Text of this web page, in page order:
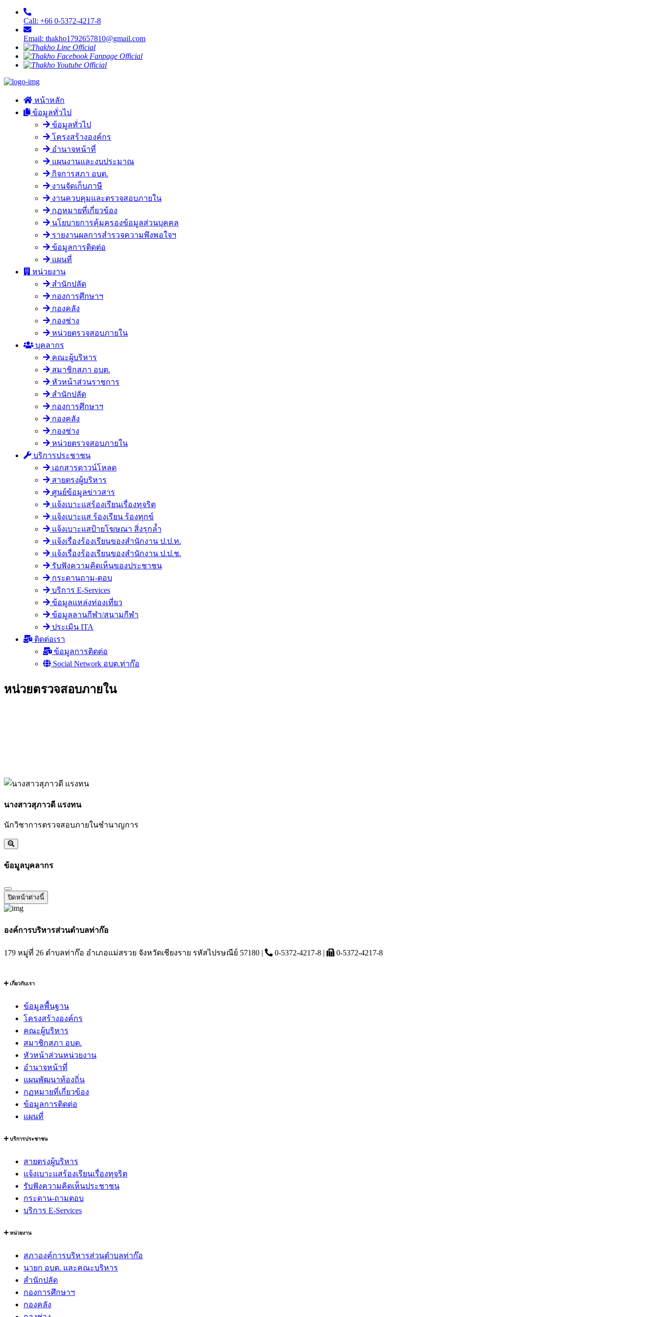
Call: +66 0-5372-4217-8
Email: thakho1792657810@gmail.com
หน้าหลัก
ข้อมูลทั่วไป
ข้อมูลทั่วไป
โครงสร้างองค์กร
อำนาจหน้าที่
แผนงานและงบประมาณ
กิจการสภา อบต.
งานจัดเก็บภาษี
งานควบคุมและตรวจสอบภายใน
กฏหมายที่เกี่ยวข้อง
นโยบายการคุ้มครองข้อมูลส่วนบุคคล
รายงานผลการสำรวจความพึงพอใจฯ
ข้อมูลการติดต่อ
แผนที่
หน่วยงาน
สำนักปลัด
กองการศึกษาฯ
กองคลัง
กองช่าง
หน่วยตรวจสอบภายใน
บุคลากร
คณะผู้บริหาร
สมาชิกสภา อบต.
หัวหน้าส่วนราชการ
สำนักปลัด
กองการศึกษาฯ
กองคลัง
กองช่าง
หน่วยตรวจสอบภายใน
บริการประชาชน
เอกสารดาวน์โหลด
สายตรงผู้บริหาร
ศูนย์ข้อมูลข่าวสาร
แจ้งเบาะแสร้องเรียนเรื่องทุจริต
แจ้งเบาะแส ร้องเรียน ร้องทุกข์
แจ้งเบาะแสป้ายโฆษณา สิ่งรุกล้ำ
แจ้งเรื่องร้องเรียนของสำนักงาน ป.ป.ท.
แจ้งเรื่องร้องเรียนของสำนักงาน ป.ป.ช.
รับฟังความคิดเห็นของประชาชน
กระดานถาม-ตอบ
บริการ E-Services
ข้อมูลแหล่งท่องเที่ยว
ข้อมูลลานกีฬา/สนามกีฬา
ประเมิน ITA
ติดต่อเรา
ข้อมูลการติดต่อ
Social Network อบต.ท่าก๊อ
หน่วยตรวจสอบภายใน
นางสาวสุภาวดี แรงทน
นักวิชาการตรวจสอบภายในชำนาญการ
ข้อมูลบุคลากร
ปิดหน้าต่างนี้
องค์การบริหารส่วนตำบลท่าก๊อ
179 หมู่ที่ 26 ตำบลท่าก๊อ อำเภอแม่สรวย จังหวัดเชียงราย รหัสไปรษณีย์ 57180 | 0-5372-4217-8 | 0-5372-4217-8
เกี่ยวกับเรา
ข้อมูลพื้นฐาน
โครงสร้างองค์กร
คณะผู้บริหาร
สมาชิกสภา อบต.
หัวหน้าส่วนหน่วยงาน
อำนาจหน้าที่
แผนพัฒนาท้องถิ่น
กฏหมายที่เกี่ยวข้อง
ข้อมูลการติดต่อ
แผนที่
บริการประชาชน
สายตรงผู้บริหาร
แจ้งเบาะแสร้องเรียนเรื่องทุจริต
รับฟังความคิดเห็นประชาชน
กระดาน-ถามตอบ
บริการ E-Services
หน่วยงาน
สภาองค์การบริหารส่วนตำบลท่าก๊อ
นายก อบต. และคณะบริหาร
สำนักปลัด
กองการศึกษาฯ
กองคลัง